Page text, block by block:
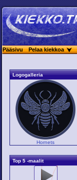
Pääsivu Pelaa kiekkoa
Logogalleria
Hornets
Top 5 -maalit